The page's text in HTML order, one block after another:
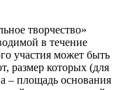
творчество»
в течение
участия может быть
размер которых (для
– площадь основания